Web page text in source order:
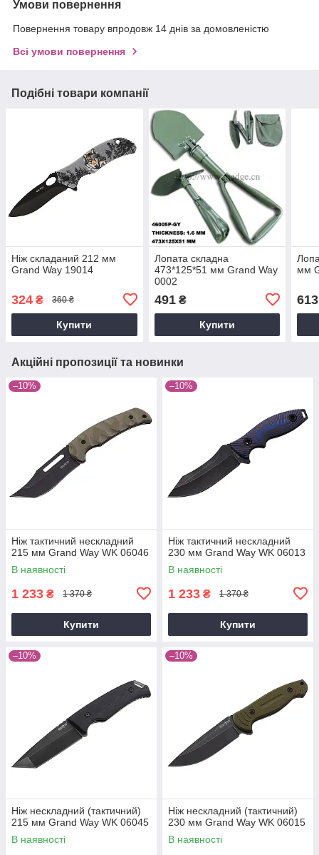
Умови повернення
Повернення товару впродовж 14 днів за домовленістю
Всі умови повернення
Подібні товари компанії
Ніж складаний 212 мм
Grand Way 19014
324 ₴ 360 ₴
Купити
Лопата складна
473*125*51 мм Grand Way
0002
491₴
Купити
мм
613
Акційні пропозиції та новинки
–10%
Ніж тактичний нескладний
215 мм Grand Way WK 06046
В наявності
1 233 ₴ 1 370 ₴
Купити
–10%
Ніж тактичний нескладний
230 мм Grand Way WK 06013
В наявності
1 233 ₴ 1 370 ₴
Купити
–10%
Ніж нескладний (тактичний)
215 мм Grand Way WK 06045
В наявності
–10%
Ніж нескладний (тактичний)
230 мм Grand Way WK 06015
В наявності